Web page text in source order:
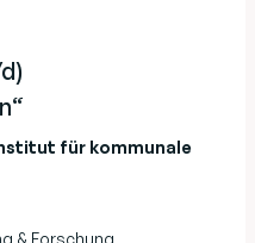
für kommunale
& Forschung